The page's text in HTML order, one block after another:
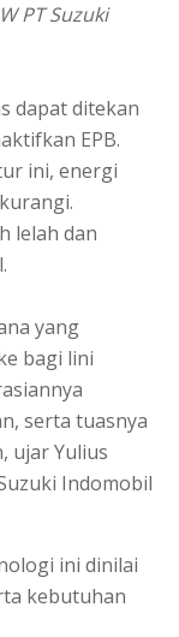
PT Suzuki
dapat ditekan
EPB.
ini, energi
lelah dan
yang
bagi lini
serta tuasnya
ujar Yulius
Indomobil
ini dinilai
kebutuhan